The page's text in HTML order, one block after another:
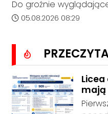
postępowania nie
żaden oferent.
Do groźnie
zdarzenia drogowego
godziny 6:30 kierujący
samochodem marki
zjechał z drogi i uderzył
sygnalizator świetlny.
Data dodania artykułu:
05.08.2026 08:29
mają